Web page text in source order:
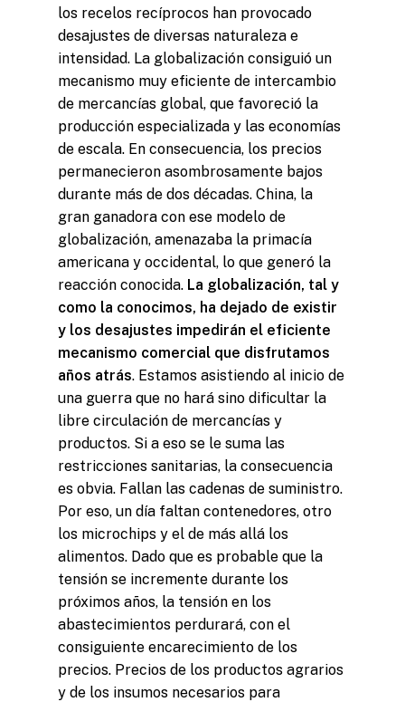
los recelos recíprocos han provocado
desajustes de diversas naturaleza e
intensidad. La globalización consiguió un
mecanismo muy eficiente de intercambio
de mercancías global, que favoreció la
producción especializada y las economías
de escala. En consecuencia, los precios
permanecieron asombrosamente bajos
durante más de dos décadas. China, la
gran ganadora con ese modelo de
globalización, amenazaba la primacía
americana y occidental, lo que generó la
reacción conocida. La globalización, tal y
como la conocimos, ha dejado de existir
y los desajustes impedirán el eficiente
mecanismo comercial que disfrutamos
años atrás. Estamos asistiendo al inicio de
una guerra que no hará sino dificultar la
libre circulación de mercancías y
productos. Si a eso se le suma las
restricciones sanitarias, la consecuencia
es obvia. Fallan las cadenas de suministro.
Por eso, un día faltan contenedores, otro
los microchips y el de más allá los
alimentos. Dado que es probable que la
tensión se incremente durante los
próximos años, la tensión en los
abastecimientos perdurará, con el
consiguiente encarecimiento de los
precios. Precios de los productos agrarios
y de los insumos necesarios para
Missió i valors
Com treballa l’Institut
Línies de Treball